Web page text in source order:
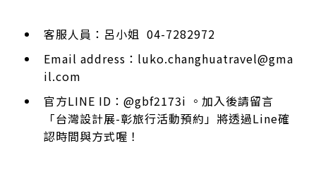
客服人員：呂小姐 04-7282972
Email address： luko.changhuatravel@gma
il.com
官方LINE ID：@gbf2173i 。加入後請留言
「台灣設計展-彰旅行活動預約」將透過Line確
認時間與方式喔！